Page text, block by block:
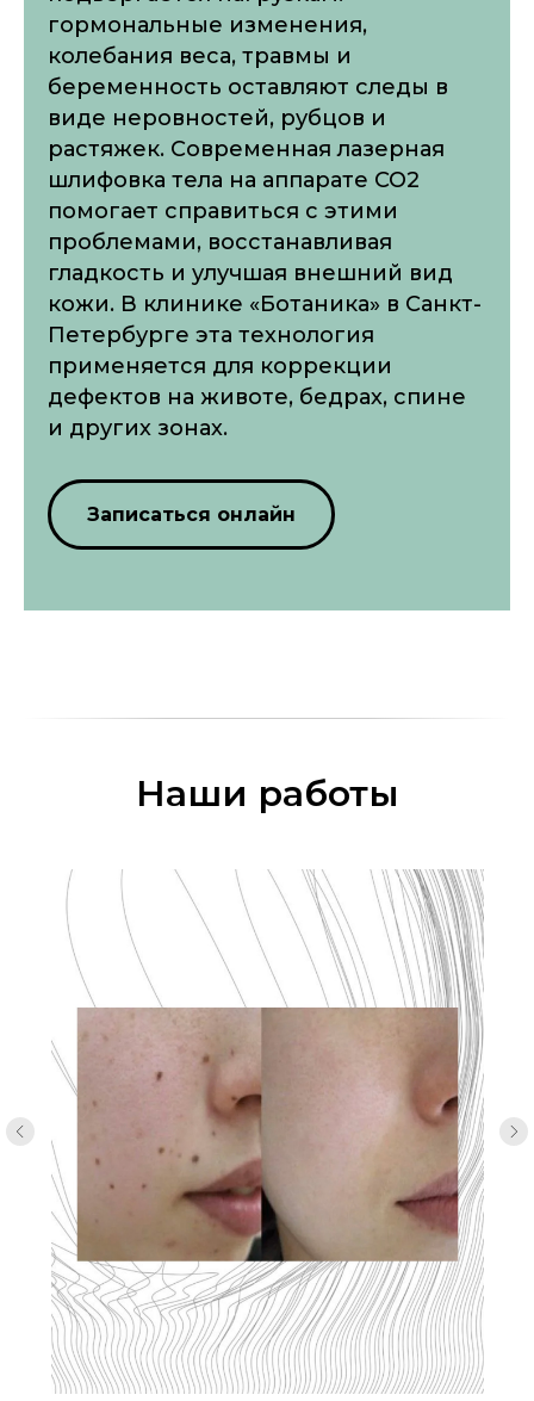
гормональные изменения,
колебания веса, травмы и
беременность оставляют следы в
виде неровностей, рубцов и
растяжек. Современная лазерная
шлифовка тела на аппарате CO2
помогает справиться с этими
проблемами, восстанавливая
гладкость и улучшая внешний вид
кожи. В клинике «Ботаника» в Санкт-
Петербурге эта технология
применяется для коррекции
дефектов на животе, бедрах, спине
и других зонах.
Записаться онлайн
Наши работы